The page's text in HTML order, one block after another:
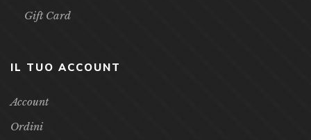
Gift Card
IL TUO ACCOUNT
Account
Ordini